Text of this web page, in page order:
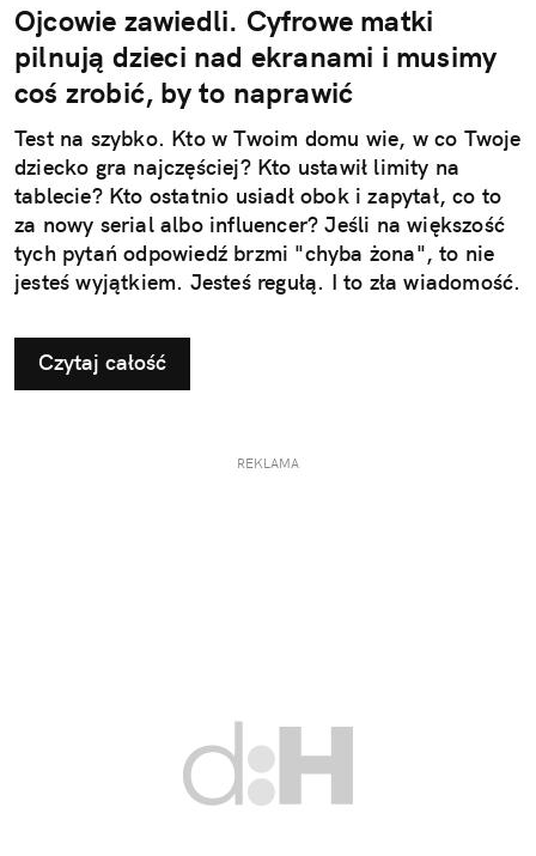
Ojcowie zawiedli. Cyfrowe matki
pilnują dzieci nad ekranami i musimy
coś zrobić, by to naprawić
Test na szybko. Kto w Twoim domu wie, w co Twoje
dziecko gra najczęściej? Kto ustawił limity na
tablecie? Kto ostatnio usiadł obok i zapytał, co to
za nowy serial albo influencer? Jeśli na większość
tych pytań odpowiedź brzmi "chyba żona", to nie
jesteś wyjątkiem. Jesteś regułą. I to zła wiadomość.
Czytaj całość
REKLAMA